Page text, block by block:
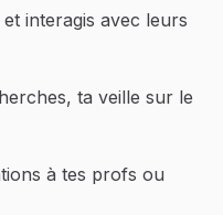
interagis avec leurs
ta veille sur le
à tes profs ou